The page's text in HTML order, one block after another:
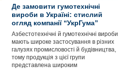
Де замовити гумотехнічні
вироби в Україні: стислий
огляд компанії “УкрГума”
Азбестотехнічні й гумотехнічні вироби
мають широке застосування в різних
галузях промисловості й будівництва,
тому продукція з цієї групи
представлена широким